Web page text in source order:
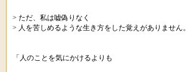
> ただ、私は嘘偽りなく
> 人を苦しめるような生き方をした覚えがありません。
「人のことを気にかけるよりも